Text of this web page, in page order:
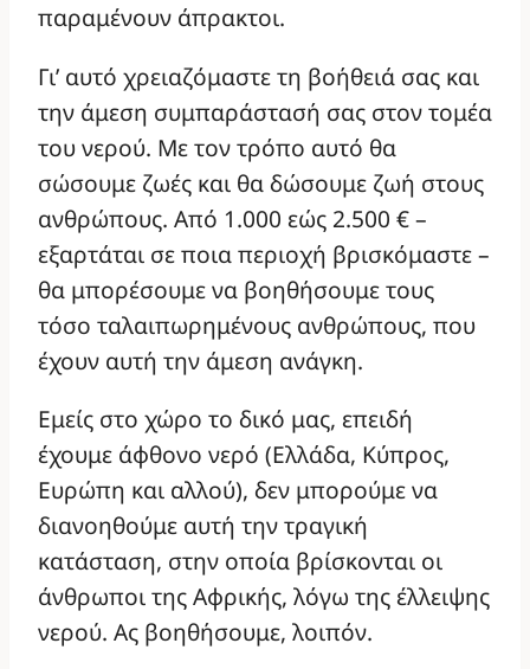
παραμένουν άπρακτοι.
Γι’ αυτό χρειαζόμαστε τη βοήθειά σας και
την άμεση συμπαράστασή σας στον τομέα
του νερού. Με τον τρόπο αυτό θα
σώσουμε ζωές και θα δώσουμε ζωή στους
ανθρώπους. Από 1.000 εώς 2.500 € –
εξαρτάται σε ποια περιοχή βρισκόμαστε –
θα μπορέσουμε να βοηθήσουμε τους
τόσο ταλαιπωρημένους ανθρώπους, που
έχουν αυτή την άμεση ανάγκη.
Εμείς στο χώρο το δικό μας, επειδή
έχουμε άφθονο νερό (Ελλάδα, Κύπρος,
Ευρώπη και αλλού), δεν μπορούμε να
διανοηθούμε αυτή την τραγική
κατάσταση, στην οποία βρίσκονται οι
άνθρωποι της Αφρικής, λόγω της έλλειψης
νερού. Ας βοηθήσουμε, λοιπόν.